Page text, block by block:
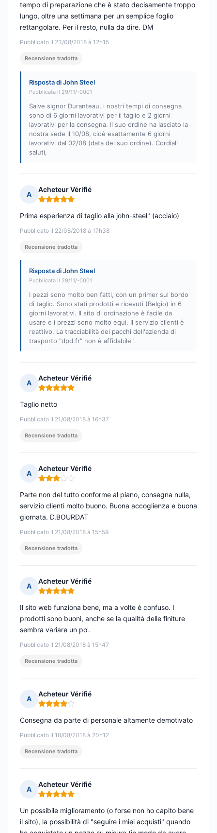
Pubblicato il 23/08/2018 à 12h15
tempo di preparazione che è stato decisamente troppo
lungo, oltre una settimana per un semplice foglio
rettangolare. Per il resto, nulla da dire. DM
Recensione tradotta
Risposta di John Steel
Pubblicata il 29/11/-0001
Salve signor Duranteau, i nostri tempi di consegna
sono di 6 giorni lavorativi per il taglio e 2 giorni
lavorativi per la consegna. Il suo ordine ha lasciato la
nostra sede il 10/08, cioè esattamente 6 giorni
lavorativi dal 02/08 (data del suo ordine). Cordiali
saluti,
A
Acheteur Vérifié
Nota: 5 su 5
Pubblicato il 22/08/2018 à 17h38
Prima esperienza di taglio alla john-steel" (acciaio)
Recensione tradotta
Risposta di John Steel
Pubblicata il 29/11/-0001
I pezzi sono molto ben fatti, con un primer sul bordo
di taglio. Sono stati prodotti e ricevuti (Belgio) in 6
giorni lavorativi. Il sito di ordinazione è facile da
usare e i prezzi sono molto equi. Il servizio clienti è
reattivo. La tracciabilità dei pacchi dell'azienda di
trasporto "dpd.fr" non è affidabile".
A
Acheteur Vérifié
Nota: 5 su 5
Pubblicato il 21/08/2018 à 16h37
Taglio netto
Recensione tradotta
A
Acheteur Vérifié
Nota: 3 su 5
Pubblicato il 21/08/2018 à 15h59
Parte non del tutto conforme al piano, consegna nulla,
servizio clienti molto buono. Buona accoglienza e buona
giornata. D.BOURDAT
Recensione tradotta
A
Acheteur Vérifié
Nota: 5 su 5
Pubblicato il 21/08/2018 à 15h47
Il sito web funziona bene, ma a volte è confuso. I
prodotti sono buoni, anche se la qualità delle finiture
sembra variare un po'.
Recensione tradotta
A
Acheteur Vérifié
Nota: 4 su 5
Pubblicato il 18/08/2018 à 20h12
Consegna da parte di personale altamente demotivato
Recensione tradotta
A
Acheteur Vérifié
Nota: 5 su 5
Un possibile miglioramento (o forse non ho capito bene
il sito), la possibilità di "seguire i miei acquisti" quando